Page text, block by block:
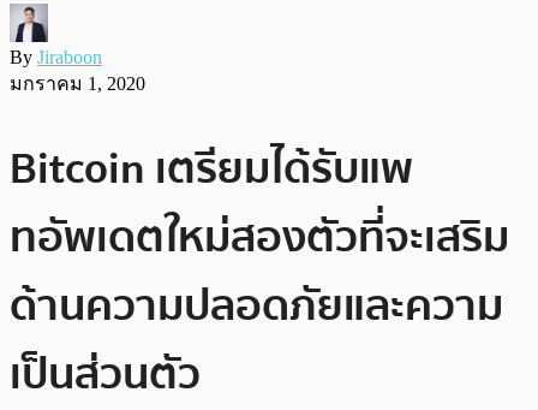
By Jiraboon
มกราคม 1, 2020
Bitcoin เตรียมได้รับแพ
ทอัพเดตใหม่สองตัวที่จะเสริม
ด้านความปลอดภัยและความ
เป็นส่วนตัว